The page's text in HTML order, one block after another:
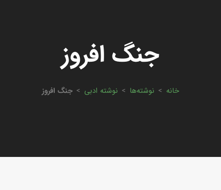
جنگ افروز
خانه > نوشته‌ها > نوشته ادبی > جنگ افروز